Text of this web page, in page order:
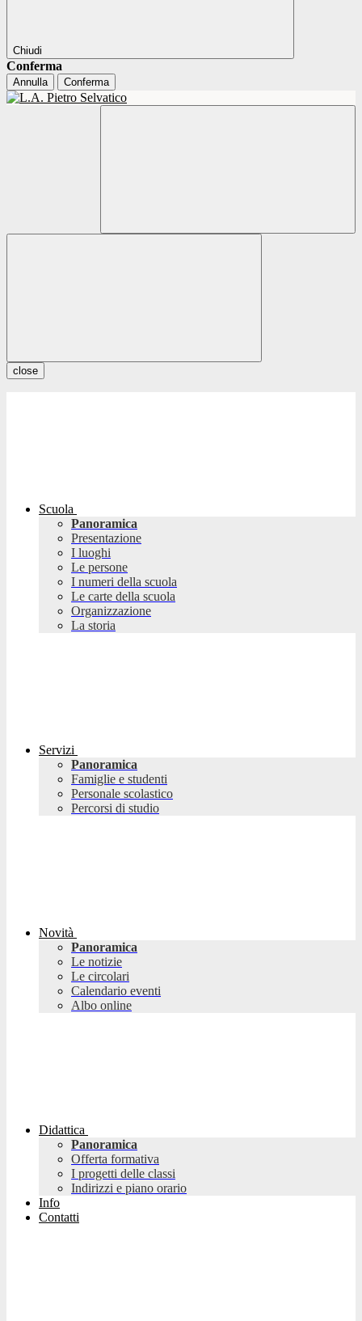
Chiudi
Conferma
Annulla Conferma
close
Scuola
Panoramica
Presentazione
I luoghi
Le persone
I numeri della scuola
Le carte della scuola
Organizzazione
La storia
Servizi
Panoramica
Famiglie e studenti
Personale scolastico
Percorsi di studio
Novità
Panoramica
Le notizie
Le circolari
Calendario eventi
Albo online
Didattica
Panoramica
Offerta formativa
I progetti delle classi
Indirizzi e piano orario
Info
Contatti